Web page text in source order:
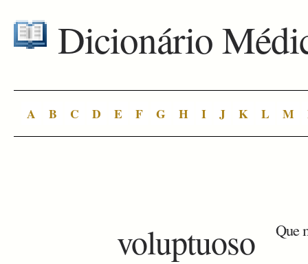
Dicionário
A B C D E F G H I J K L M
voluptuoso Que